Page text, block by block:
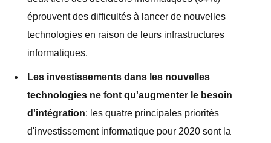
éprouvent des difficultés à lancer de nouvelles
technologies en raison de leurs infrastructures
informatiques.
Les investissements dans les nouvelles
technologies ne font qu'augmenter le besoin
d'intégration: les quatre principales priorités
d'investissement informatique pour 2020 sont la